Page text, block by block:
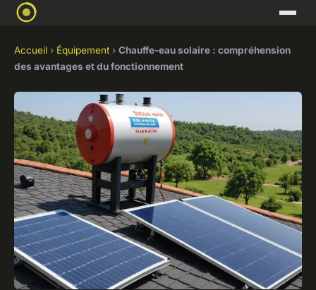
Accueil › Équipement › Chauffe-eau solaire : compréhension
des avantages et du fonctionnement